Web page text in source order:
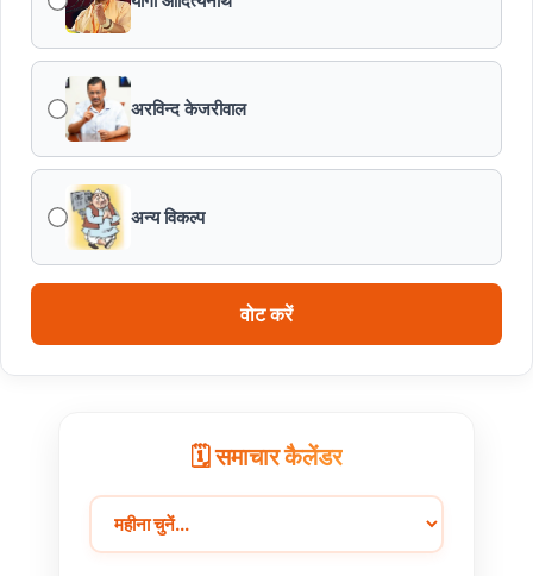
जड़ों से जुड़े : मुख्यमंत्री डॉ. यादव
प्रत्येक शुक्रवार को दौरे पर रहेंगे अधिकारी : मुख्यमंत्री डॉ. यादव
हथकरघा, हमारी समृद्धशाली सांस्कृतिक विरासत, कौशल और
आत्मनिर्भरता का सशक्त प्रतीक है : मुख्यमंत्री डॉ. यादव
बधाई
स्वामीनाथन की जयंती पर किया नमन
अरविन्द केजरीवाल
अन्य विकल्प
वोट करें
🗓️ समाचार कैलेंडर